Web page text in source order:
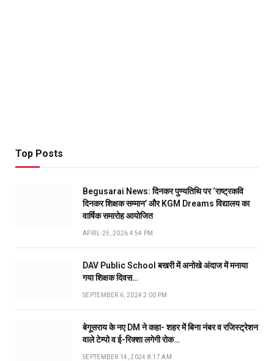
Top Posts
Begusarai News: दिनकर पुण्यतिथि पर ‘राष्ट्रकवि
दिनकर शिक्षक सम्मान’ और KGM Dreams विद्यालय का
वार्षिक समारोह आयोजित
APRIL 25, 2026 4:54 PM
DAV Public School बखरी में अनोखे अंदाज में मनाया
गया शिक्षक दिवस…
SEPTEMBER 6, 2024 2:00 PM
बेगूसराय के नए DM ने कहा- शहर में बिना नंबर व रजिस्ट्रेशन
वाले टेम्पो व ई-रिक्शा लगेगी रोक…
SEPTEMBER 14, 2024 8:17 AM